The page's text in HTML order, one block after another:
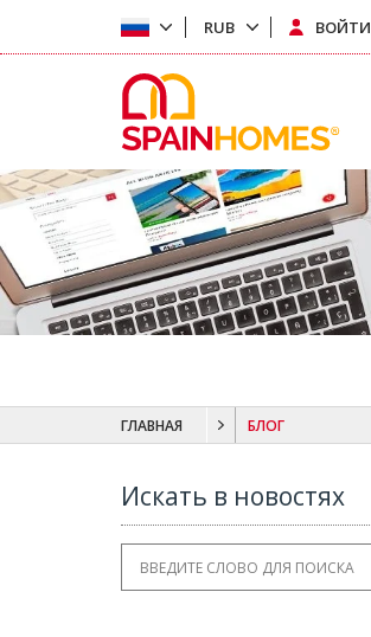
ГЛАВНАЯ БЛОГ
Искать в новостях
RUB ВОЙТИ